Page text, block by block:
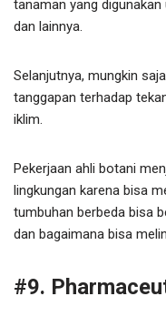
tanaman yang
dan lainnya.
Selanjutnya, mungkin
tanggapan terhadap
iklim.
Pekerjaan ahli botani
lingkungan karena bisa
tumbuhan berbeda bisa
dan bagaimana bisa
#9.